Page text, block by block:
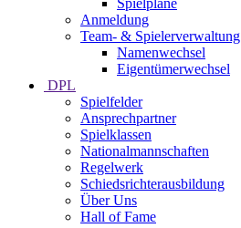
Spielpläne
Anmeldung
Team- & Spielerverwaltung
Namenwechsel
Eigentümerwechsel
DPL
Spielfelder
Ansprechpartner
Spielklassen
Nationalmannschaften
Regelwerk
Schiedsrichterausbildung
Über Uns
Hall of Fame